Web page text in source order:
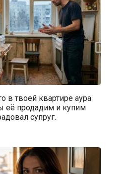
в твоей квартире аура
её продадим и купим
супруг.